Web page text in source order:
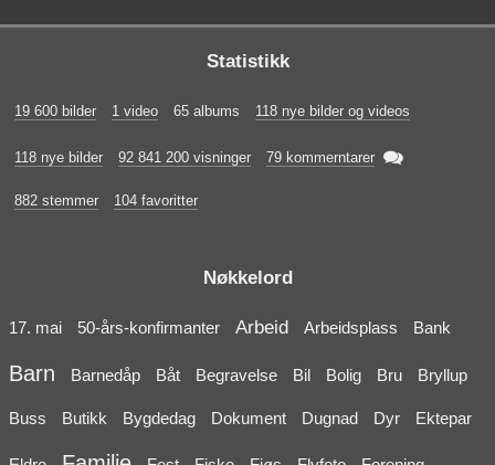
Statistikk
19 600 bilder 1 video 65 albums 118 nye bilder og videos
118 nye bilder 92 841 200 visninger 79 kommerntarer 
882 stemmer 104 favoritter
Nøkkelord
17. mai 50-års-konfirmanter Arbeid Arbeidsplass Bank
Barn Barnedåp Båt Begravelse Bil Bolig Bru Bryllup
Buss Butikk Bygdedag Dokument Dugnad Dyr Ektepar